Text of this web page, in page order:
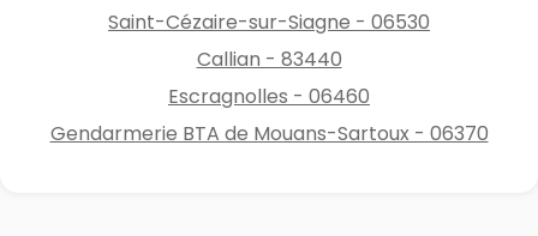
Saint-Cézaire-sur-Siagne - 06530
Callian - 83440
Escragnolles - 06460
Gendarmerie BTA de Mouans-Sartoux - 06370